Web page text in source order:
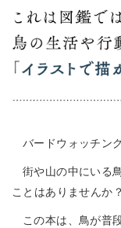
バードウォッチン
街や山の中にいる
ことはありませんか？
この本は、鳥が普